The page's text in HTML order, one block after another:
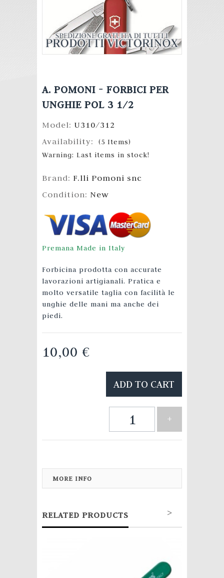
A. POMONI - FORBICI PER
UNGHIE POL 3 1/2
Model: U310/312
Availability:
(5 Items)
Warning: Last items in stock!
Brand: F.lli Pomoni snc
Condition: New
Premana Made in Italy
Forbicina prodotta con accurate
lavorazioni artigianali. Pratica e
molto versatile taglia con facilità le
unghie delle mani ma anche dei
piedi.
10,00 €
ADD TO CART
+
MORE INFO
RELATED PRODUCTS >